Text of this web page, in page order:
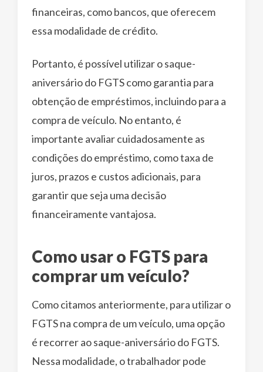
financeiras, como bancos, que oferecem
essa modalidade de crédito.
Portanto, é possível utilizar o saque-
aniversário do FGTS como garantia para
obtenção de empréstimos, incluindo para a
compra de veículo. No entanto, é
importante avaliar cuidadosamente as
condições do empréstimo, como taxa de
juros, prazos e custos adicionais, para
garantir que seja uma decisão
financeiramente vantajosa.
Como usar o FGTS para
comprar um veículo?
Como citamos anteriormente, para utilizar o
FGTS na compra de um veículo, uma opção
é recorrer ao saque-aniversário do FGTS.
Nessa modalidade, o trabalhador pode